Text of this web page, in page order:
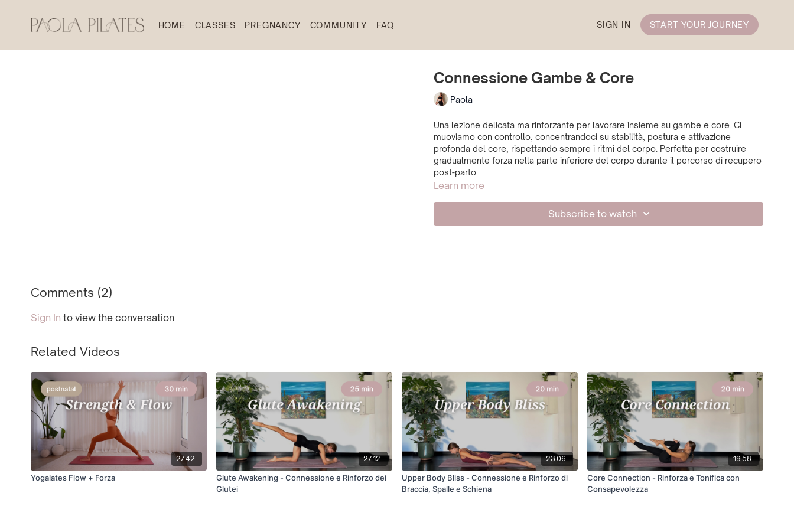
HOME CLASSES PREGNANCY COMMUNITY FAQ SIGN IN START YOUR JOURNEY
Connessione Gambe & Core
Paola
Una lezione delicata ma rinforzante per lavorare insieme su gambe e core. Ci
muoviamo con controllo, concentrandoci su stabilità, postura e attivazione
profonda del core, rispettando sempre i ritmi del corpo. Perfetta per costruire
gradualmente forza nella parte inferiore del corpo durante il percorso di recupero
post-parto.
Learn more
Subscribe to watch
Comments (2)
Sign In to view the conversation
Related Videos
27:42
Yogalates Flow + Forza
27:12
Glute Awakening - Connessione e Rinforzo dei
Glutei
23:06
Upper Body Bliss - Connessione e Rinforzo di
Braccia, Spalle e Schiena
19:58
Core Connection - Rinforza e Tonifica con
Consapevolezza